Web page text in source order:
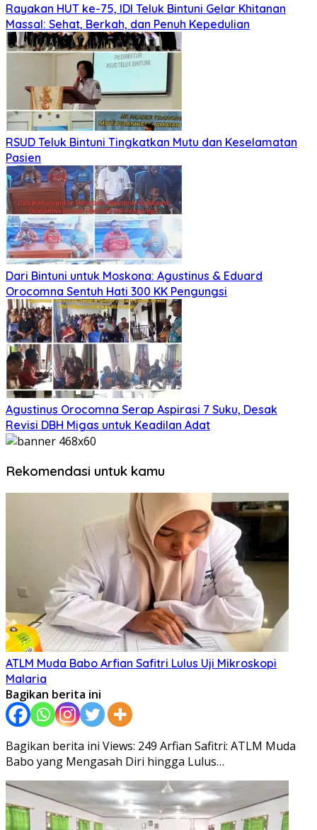
Rayakan HUT ke-75, IDI Teluk Bintuni Gelar Khitanan
Massal: Sehat, Berkah, dan Penuh Kepedulian
RSUD Teluk Bintuni Tingkatkan Mutu dan Keselamatan
Pasien
Dari Bintuni untuk Moskona: Agustinus & Eduard
Orocomna Sentuh Hati 300 KK Pengungsi
Agustinus Orocomna Serap Aspirasi 7 Suku, Desak
Revisi DBH Migas untuk Keadilan Adat
Rekomendasi untuk kamu
ATLM Muda Babo Arfian Safitri Lulus Uji Mikroskopi
Malaria
Bagikan berita ini
Bagikan berita ini Views: 249 Arfian Safitri: ATLM Muda
Babo yang Mengasah Diri hingga Lulus…